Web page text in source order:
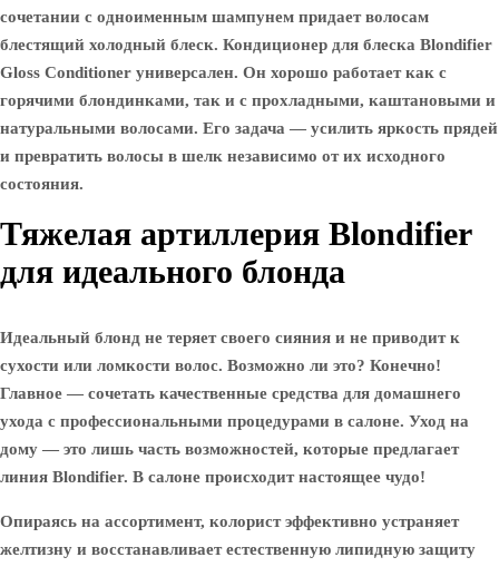
сочетании с одноименным шампунем придает волосам
блестящий холодный блеск. Кондиционер для блеска Blondifier
Gloss Conditioner универсален. Он хорошо работает как с
горячими блондинками, так и с прохладными, каштановыми и
натуральными волосами. Его задача — усилить яркость прядей
и превратить волосы в шелк независимо от их исходного
состояния.
Тяжелая артиллерия Blondifier
для идеального блонда
Идеальный блонд не теряет своего сияния и не приводит к
сухости или ломкости волос. Возможно ли это? Конечно!
Главное — сочетать качественные средства для домашнего
ухода с профессиональными процедурами в салоне. Уход на
дому — это лишь часть возможностей, которые предлагает
линия Blondifier. В салоне происходит настоящее чудо!
Опираясь на ассортимент, колорист эффективно устраняет
желтизну и восстанавливает естественную липидную защиту